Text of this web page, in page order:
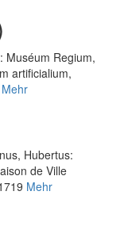
: Muséum Regium,
artificialium,
Mehr
Hubertus:
de Ville
Mehr